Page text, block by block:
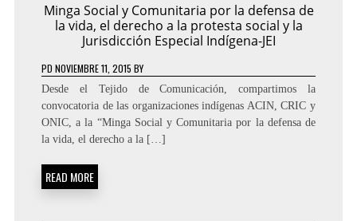
Minga Social y Comunitaria por la defensa de
la vida, el derecho a la protesta social y la
Jurisdicción Especial Indígena-JEI
PD NOVIEMBRE 11, 2015 BY
Desde el Tejido de Comunicación, compartimos la
convocatoria de las organizaciones indígenas ACIN, CRIC y
ONIC, a la “Minga Social y Comunitaria por la defensa de
la vida, el derecho a la […]
READ MORE